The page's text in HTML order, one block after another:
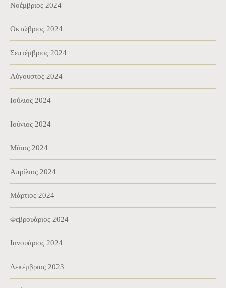
Νοέμβριος 2024
Οκτώβριος 2024
Σεπτέμβριος 2024
Αύγουστος 2024
Ιούλιος 2024
Ιούνιος 2024
Μάιος 2024
Απρίλιος 2024
Μάρτιος 2024
Φεβρουάριος 2024
Ιανουάριος 2024
Δεκέμβριος 2023